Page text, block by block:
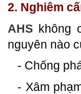
2. Nghiêm
AHS không
nguyên nào
- Chống
- Xâm